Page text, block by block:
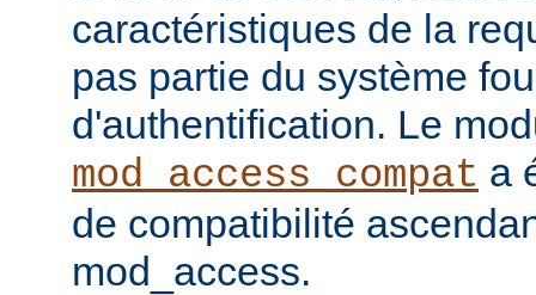
caractéristiques de la
pas partie du système
d'authentification. Le
mod_access_compat a
de compatibilité
mod_access.